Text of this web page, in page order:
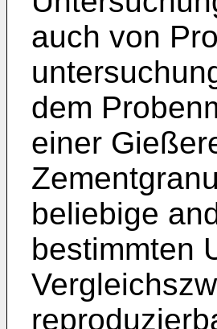
auch von
dem
einer
beliebige
bestimmten